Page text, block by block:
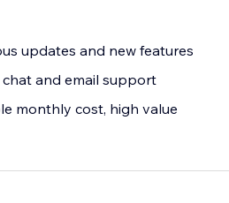
updates and new features
and email support
monthly cost, high value